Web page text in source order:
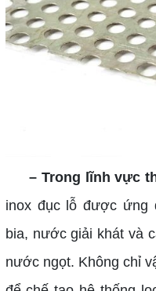
– Trong lĩnh vực
inox đục lỗ được ứng
bia, nước giải khát và
nước ngọt. Không chỉ